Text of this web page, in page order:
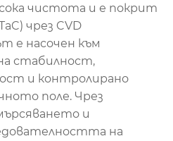
чистота и е покрит
чрез CVD
е насочен към
стабилност,
и контролирано
поле. Чрез
и
на